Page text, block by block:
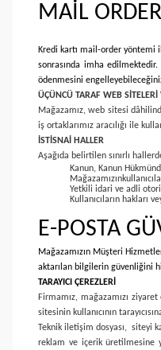
MAİL
Kredi kartı mail-order yöntemi
sonrasında imha
ödenmesini
ÜÇÜNCÜ TARAF WEB
Mağazamız, web sitesi
iş ortaklarımız aracılığı ile
İSTİSNAİ HALLER
Aşağıda belirtilen sınırlı
Kanun, Kanun
Yetkili idari ve adli
Kullanıcıların hakları
E-POSTA
Mağazamızın Müşteri
aktarılan bilgilerin güvenliğini
TARAYICI ÇEREZLERİ
Firmamız, mağazamızı
sitesinin kullanıcının
Teknik iletişim dosyası, siteyi
reklam ve içerik üretilmesine